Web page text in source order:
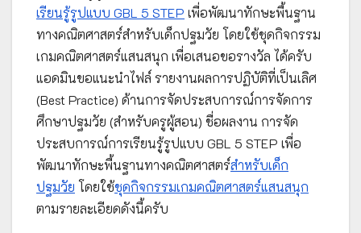
เรียนรู้รูปแบบ GBL 5 STEP เพื่อพัฒนาทักษะพื้นฐาน
ทางคณิตศาสตร์สำหรับเด็กปฐมวัย โดยใช้ชุดกิจกรรม
เกมคณิตศาสตร์แสนสนุก เพื่อเสนอขอรางวัล ได้ครับ
แอดมินขอแนะนำไฟล์ รายงานผลการปฏิบัติที่เป็นเลิศ
(Best Practice) ด้านการจัดประสบการณ์การจัดการ
ศึกษาปฐมวัย (สำหรับครูผู้สอน) ชื่อผลงาน การจัด
ประสบการณ์การเรียนรู้รูปแบบ GBL 5 STEP เพื่อ
พัฒนาทักษะพื้นฐานทางคณิตศาสตร์สำหรับเด็ก
ปฐมวัย โดยใช้ชุดกิจกรรมเกมคณิตศาสตร์แสนสนุก
ตามรายละเอียดดังนี้ครับ